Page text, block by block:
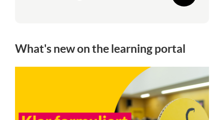
What's new on the learning portal